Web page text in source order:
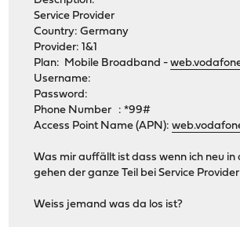
Service Provider
Country: Germany
Provider: 1&1
Plan: Mobile Broadband -
Username:
Password:
Phone Number : *99#
Access Point Name (APN):
Was mir auffällt ist dass wenn ich neu in
gehen der ganze Teil bei Service
Weiss jemand was da los ist?